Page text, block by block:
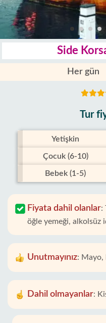
Side
Her gün
Tur
Yetişkin
Çocuk (6-10)
Bebek (1-5)
Fiyata dahil olanlar:
öğle yemeği, alkolsüz
Unutmayınız: Mayo,
Dahil olmayanlar: